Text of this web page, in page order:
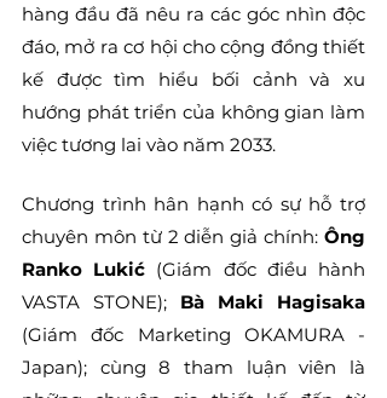
hàng đầu đã nêu ra các góc nhìn độc
đáo, mở ra cơ hội cho cộng đồng thiết
kế được tìm hiểu bối cảnh và xu
hướng phát triển của không gian làm
việc tương lai vào năm 2033.
Chương trình hân hạnh có sự hỗ trợ
chuyên môn từ 2 diễn giả chính: Ông
Ranko Lukić (Giám đốc điều hành
VASTA STONE); Bà Maki Hagisaka
(Giám đốc Marketing OKAMURA -
Japan); cùng 8 tham luận viên là